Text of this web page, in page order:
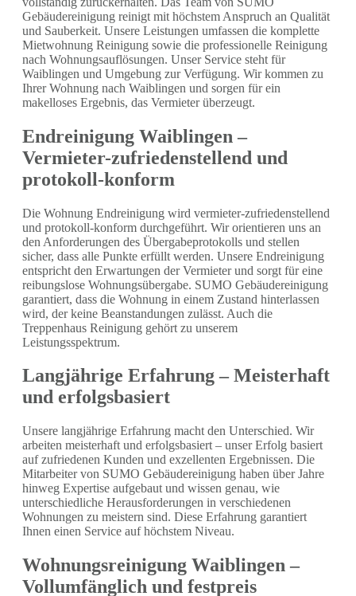
Gebäudereinigung reinigt mit höchstem Anspruch an Qualität
und Sauberkeit. Unsere Leistungen umfassen die komplette
Mietwohnung Reinigung sowie die professionelle Reinigung
nach Wohnungsauflösungen. Unser Service steht für
Waiblingen und Umgebung zur Verfügung. Wir kommen zu
Ihrer Wohnung nach Waiblingen und sorgen für ein
makelloses Ergebnis, das Vermieter überzeugt.
Endreinigung Waiblingen –
Vermieter-zufriedenstellend und
protokoll-konform
Die Wohnung Endreinigung wird vermieter-zufriedenstellend
und protokoll-konform durchgeführt. Wir orientieren uns an
den Anforderungen des Übergabeprotokolls und stellen
sicher, dass alle Punkte erfüllt werden. Unsere Endreinigung
entspricht den Erwartungen der Vermieter und sorgt für eine
reibungslose Wohnungsübergabe. SUMO Gebäudereinigung
garantiert, dass die Wohnung in einem Zustand hinterlassen
wird, der keine Beanstandungen zulässt. Auch die
Treppenhaus Reinigung gehört zu unserem
Leistungsspektrum.
Langjährige Erfahrung – Meisterhaft
und erfolgsbasiert
Unsere langjährige Erfahrung macht den Unterschied. Wir
arbeiten meisterhaft und erfolgsbasiert – unser Erfolg basiert
auf zufriedenen Kunden und exzellenten Ergebnissen. Die
Mitarbeiter von SUMO Gebäudereinigung haben über Jahre
hinweg Expertise aufgebaut und wissen genau, wie
unterschiedliche Herausforderungen in verschiedenen
Wohnungen zu meistern sind. Diese Erfahrung garantiert
Ihnen einen Service auf höchstem Niveau.
Wohnungsreinigung Waiblingen –
Vollumfänglich und festpreis